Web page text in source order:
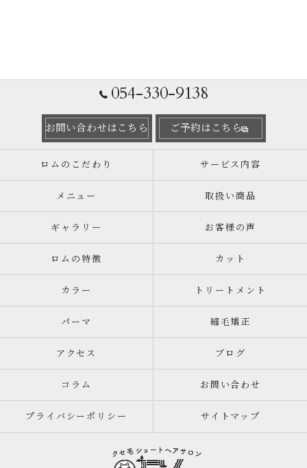
054-330-9138
お問い合わせはこちら ご予約はこちら
ロムのこだわり サービス内容
メニュー 取扱い商品
ギャラリー お客様の声
ロムの特徴 カット
カラー トリートメント
パーマ 縮毛矯正
アクセス ブログ
コラム お問い合わせ
プライバシーポリシー サイトマップ